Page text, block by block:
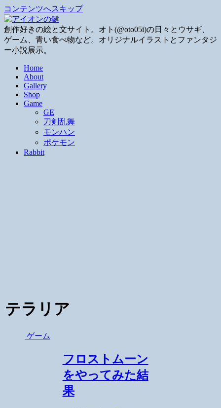
コンテンツへスキップ
創作好きの絵と文サイト。オト(@oto05i)の日々とウサギ、
ゲーム、青い食べ物など。オリジナルイラストとファンタジ
ー小説展示。
Home
About
Gallery
Shop
Game
GE
刀剣乱舞
モンハン
ポケモン
Rabbit
テラリア
ゲーム
フロストムーン
をやってみた結
果